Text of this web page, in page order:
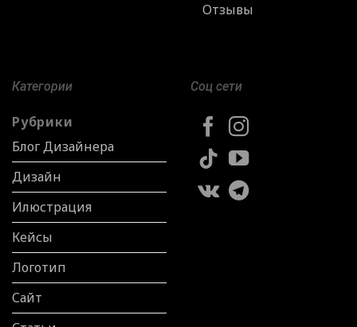
Отзывы
Категории
Рубрики
Блог Дизайнера
Дизайн
Илюстрация
Кейсы
Логотип
Сайт
Соц сети